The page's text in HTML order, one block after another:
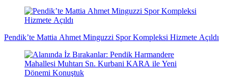
Pendik’te Mattia Ahmet Minguzzi Spor Kompleksi Hizmete Açıldı